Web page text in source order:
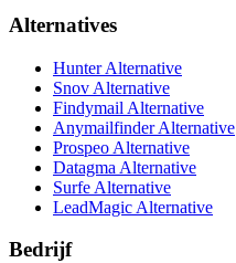
Alternatives
Hunter Alternative
Snov Alternative
Findymail Alternative
Anymailfinder Alternative
Prospeo Alternative
Datagma Alternative
Surfe Alternative
LeadMagic Alternative
Bedrijf